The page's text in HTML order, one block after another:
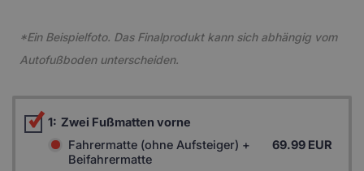
*Ein Beispielfoto. Das Finalprodukt kann sich abhängig vom
Autofußboden unterscheiden.
1: Zwei Fußmatten vorne
Fahrermatte (ohne Aufsteiger) +
Beifahrermatte
69.99 EUR